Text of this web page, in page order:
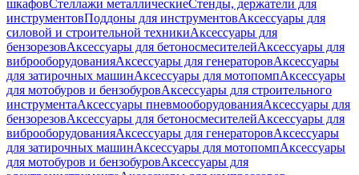
шкафовСтеллажи металлическиеСтенды, держатели для
инструментовПоддоны для инструментовАксессуары для
силовой и строительной техникиАксессуары для
бензорезовАксессуары для бетоносмесителейАксессуары для
виброоборудованияАксессуары для генераторовАксессуары
для затирочных машинАксессуары для мотопомпАксессуары
для мотобуров и бензобуровАксессуары для строительного
инструментаАксессуары пневмооборудованияАксессуары для
бензорезовАксессуары для бетоносмесителейАксессуары для
виброоборудованияАксессуары для генераторовАксессуары
для затирочных машинАксессуары для мотопомпАксессуары
для мотобуров и бензобуровАксессуары для